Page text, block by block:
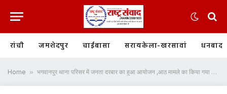
रांची जमशेदपुर चाईबासा सरायकेला-खरसावां धनबाद
Home » भगवानपुर थाना परिसर में जनता दरबार का हुआ आयोजन ,आठ मामले का किया गया निष्पादन